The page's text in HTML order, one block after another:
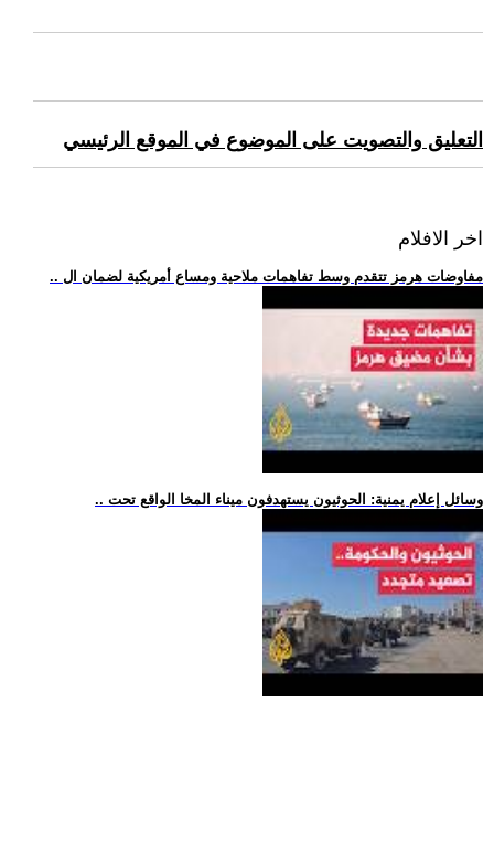
التعليق والتصويت على الموضوع في الموقع الرئيسي
اخر الافلام
.. مفاوضات هرمز تتقدم وسط تفاهمات ملاحية ومساع أمريكية لضمان ال
.. وسائل إعلام يمنية: الحوثيون يستهدفون ميناء المخا الواقع تحت